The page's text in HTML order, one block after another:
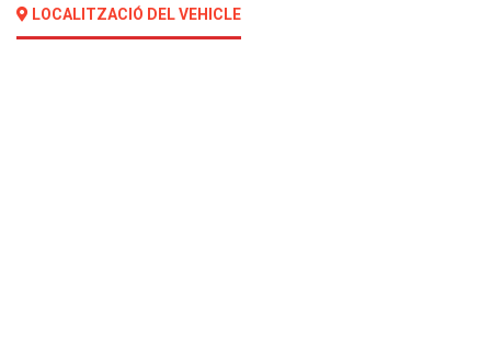
LOCALITZACIÓ DEL VEHICLE